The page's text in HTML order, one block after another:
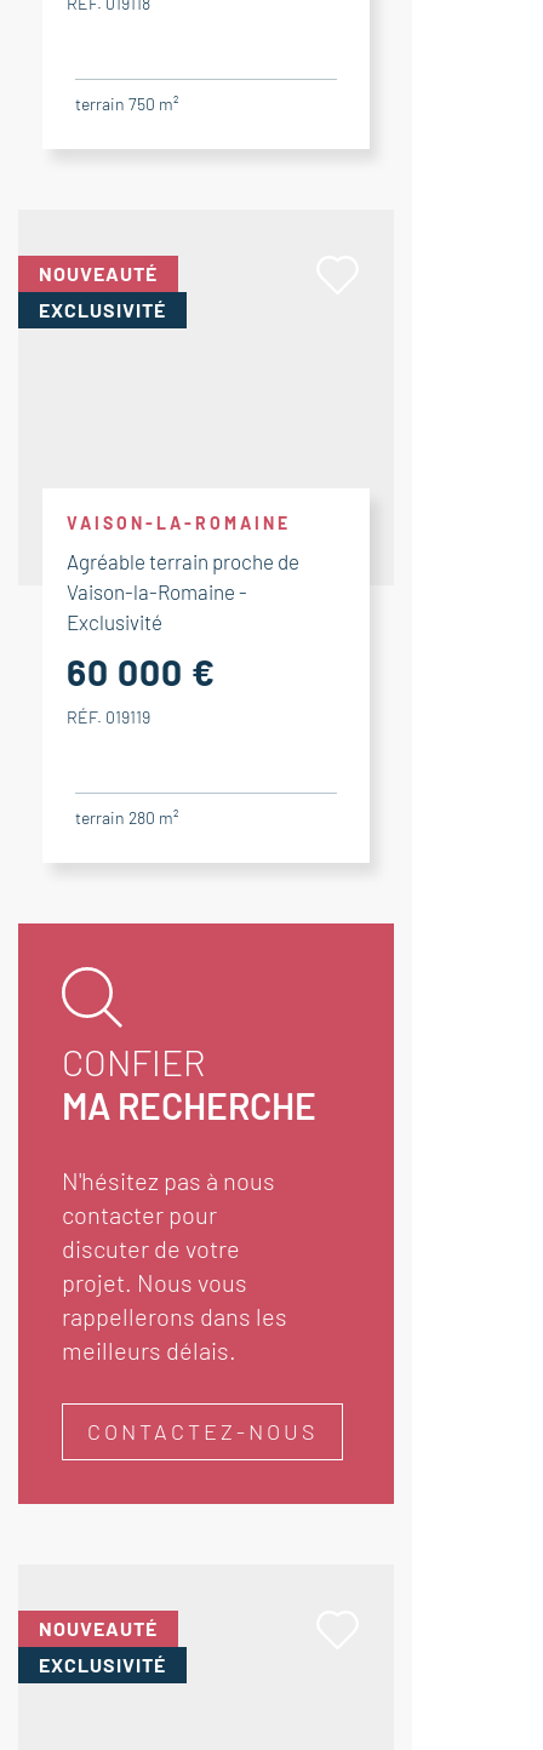
terrain 750 m²
NOUVEAUTÉ
EXCLUSIVITÉ
VAISON-LA-ROMAINE
Agréable terrain proche de
Vaison-la-Romaine -
Exclusivité
60 000 €
RÉF. 019119
terrain 280 m²
CONFIER
MA RECHERCHE
N'hésitez pas à nous
contacter pour
discuter de votre
projet. Nous vous
rappellerons dans les
meilleurs délais.
CONTACTEZ-NOUS
NOUVEAUTÉ
EXCLUSIVITÉ